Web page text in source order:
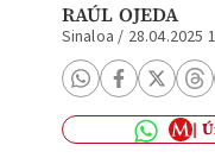
RAÚL OJEDA
Sinaloa / 28.04.2025